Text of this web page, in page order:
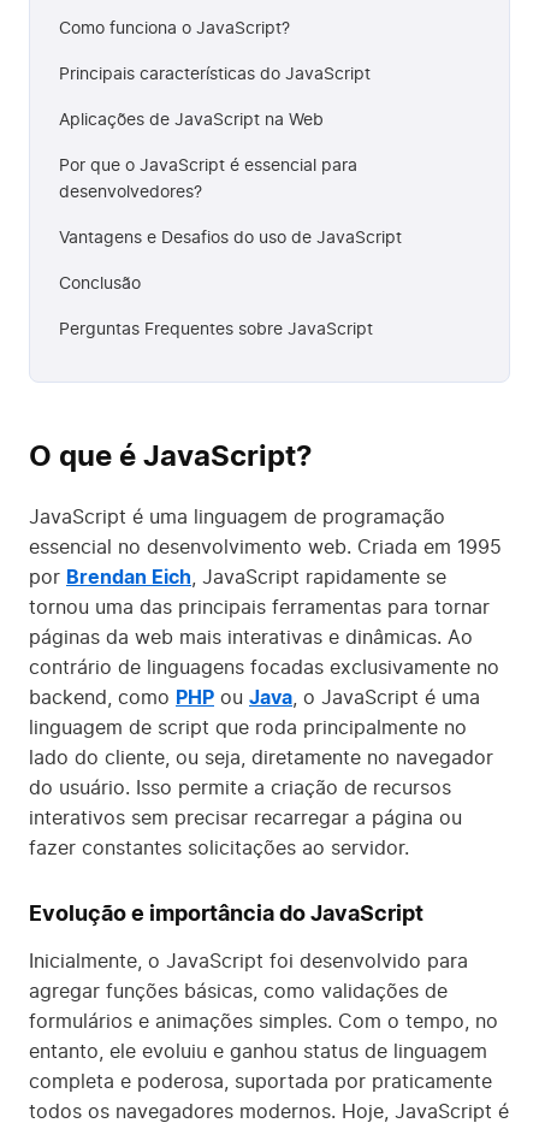
O que é JavaScript?
JavaScript é uma linguagem de programação
essencial no desenvolvimento web. Criada em 1995
por Brendan Eich , JavaScript rapidamente se
tornou uma das principais ferramentas para tornar
páginas da web mais interativas e dinâmicas. Ao
contrário de linguagens focadas exclusivamente no
backend, como PHP ou Java , o JavaScript é uma
linguagem de script que roda principalmente no
lado do cliente, ou seja, diretamente no navegador
do usuário. Isso permite a criação de recursos
interativos sem precisar recarregar a página ou
fazer constantes solicitações ao servidor.
Evolução e importância do JavaScript
Inicialmente, o JavaScript foi desenvolvido para
agregar funções básicas, como validações de
formulários e animações simples. Com o tempo, no
entanto, ele evoluiu e ganhou status de linguagem
completa e poderosa, suportada por praticamente
todos os navegadores modernos. Hoje, JavaScript é
Como funciona o JavaScript?
Principais características do JavaScript
Aplicações de JavaScript na Web
Por que o JavaScript é essencial para
desenvolvedores?
Vantagens e Desafios do uso de JavaScript
Conclusão
Perguntas Frequentes sobre JavaScript